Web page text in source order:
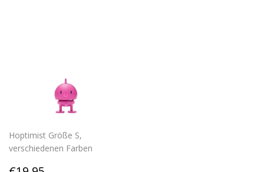
Hoptimist Größe S,
verschiedenen Farben